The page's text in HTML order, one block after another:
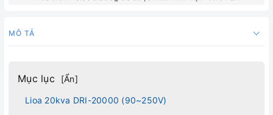
MÔ TẢ
Mục lục [Ẩn]
Lioa 20kva DRI-20000 (90~250V)